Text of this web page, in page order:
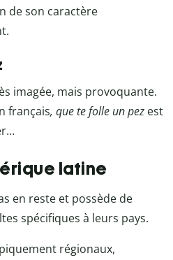
de son caractère
imagée, mais provoquante.
français, que te folle un pez est
latine
en reste et possède de
spécifiques à leurs pays.
régionaux,